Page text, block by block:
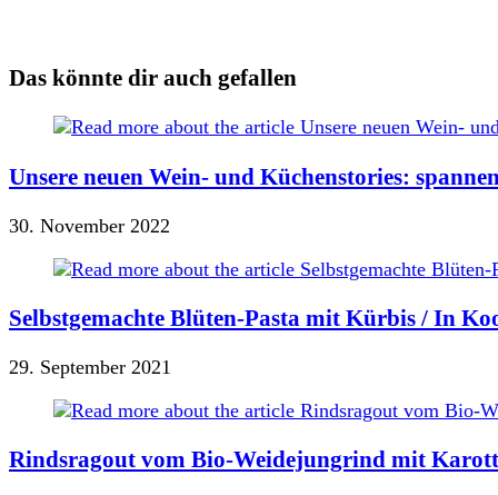
Das könnte dir auch gefallen
Unsere neuen Wein- und Küchenstories:
30. November 2022
Selbstgemachte Blüten-Pasta mit Kürbis / In
29. September 2021
Rindsragout vom Bio-Weidejungrind mit